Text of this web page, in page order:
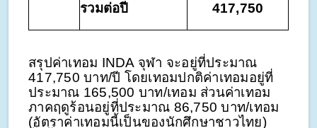
รวมต่อปี 417,750
สรุปค่าเทอม INDA จุฬา จะอยู่ที่ประมาณ
417,750 บาท/ปี โดยเทอมปกติค่าเทอมอยู่ที่
ประมาณ 165,500 บาท/เทอม ส่วนค่าเทอม
ภาคฤดูร้อนอยู่ที่ประมาณ 86,750 บาท/เทอม
(อัตราค่าเทอมนี้เป็นของนักศึกษาชาวไทย)